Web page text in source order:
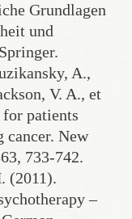
Grundlagen
und
A.,
V. A., et
patients
New
733-742.
(2011).
–